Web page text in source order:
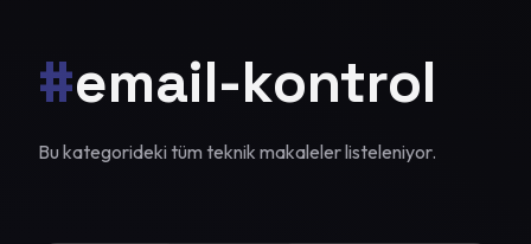
#email-kontrol
Bu kategorideki tüm teknik makaleler listeleniyor.